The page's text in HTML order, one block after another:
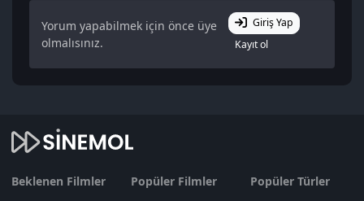
Yorum yapabilmek için önce üye
olmalısınız.
Giriş Yap
Kayıt ol
Beklenen Filmler
Popüler Filmler
Popüler Türler